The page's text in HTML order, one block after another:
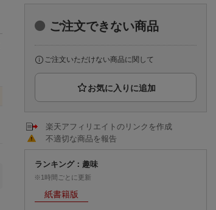
楽天チケット
エンタメニュース
推し楽
ご注文できない商品
ご注文いただけない商品に関して
楽天アフィリエイトのリンクを作成
不適切な商品を報告
ランキング：趣味
※1時間ごとに更新
紙書籍版